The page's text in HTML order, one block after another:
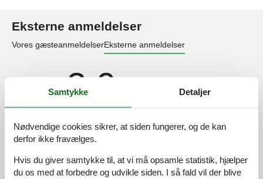
Eksterne anmeldelser
Vores gæsteanmeldelserEksterne anmeldelser
3,0
Eksterne anmeldelser
Ingen detaljerede eksterne anmeldelser
Samtykke Detaljer
Nødvendige cookies sikrer, at siden fungerer, og de kan
derfor ikke fravælges.
Hvis du giver samtykke til, at vi må opsamle statistik, hjælper
du os med at forbedre og udvikle siden. I så fald vil der blive